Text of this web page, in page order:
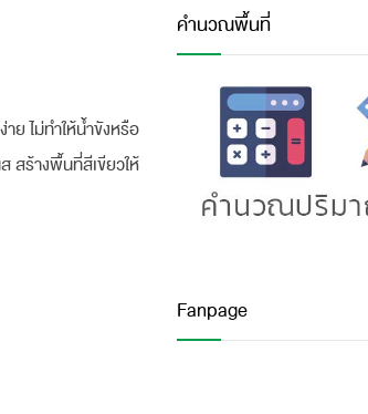
ย ไม่ทำให้น้ำขังหรือ
สร้างพื้นที่สีเขียวให้
คำนวณพื้นที่
Fanpage